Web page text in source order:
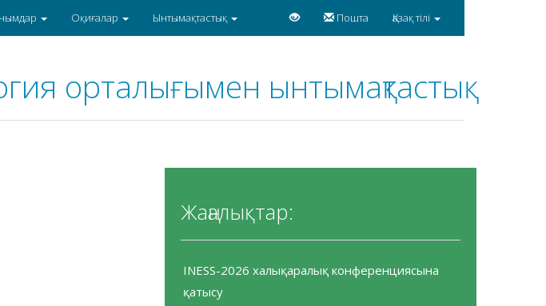
Оқиғалар Ынтымақтастық Пошта Қазақ тілі
орталығымен ынтымақтастық
Жаңалықтар:
INESS-2026 халықаралық конференциясына
қатысу